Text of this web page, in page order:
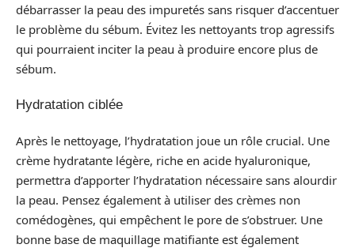
débarrasser la peau des impuretés sans risquer d’accentuer
le problème du sébum. Évitez les nettoyants trop agressifs
qui pourraient inciter la peau à produire encore plus de
sébum.
Hydratation ciblée
Après le nettoyage, l’hydratation joue un rôle crucial. Une
crème hydratante légère, riche en acide hyaluronique,
permettra d’apporter l’hydratation nécessaire sans alourdir
la peau. Pensez également à utiliser des crèmes non
comédogènes, qui empêchent le pore de s’obstruer. Une
bonne base de maquillage matifiante est également